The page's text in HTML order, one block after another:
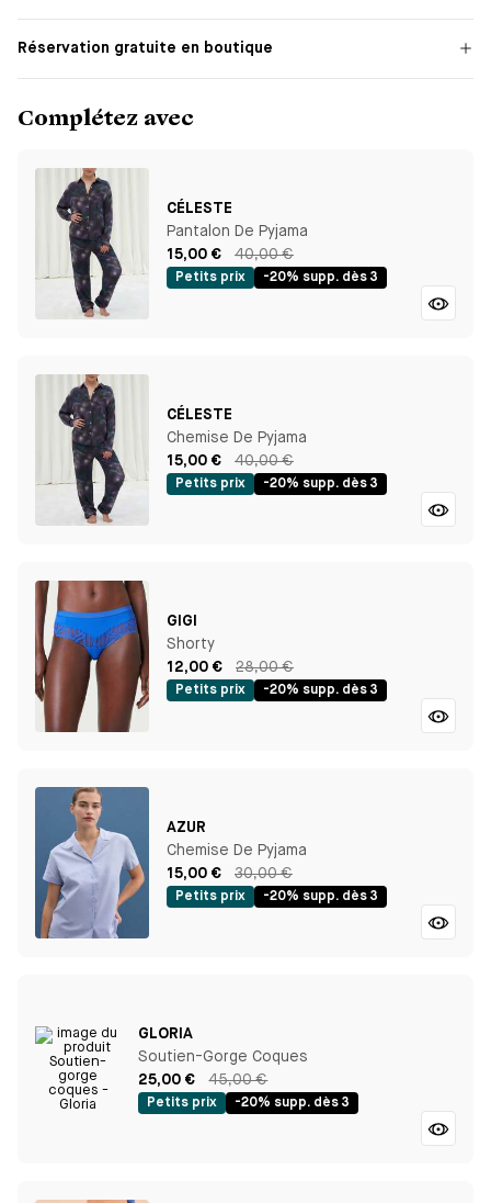
Réservation gratuite en boutique
Complétez avec
CÉLESTE
Pantalon De Pyjama
15,00 €
40,00 €
Petits prix -20% supp. dès 3
CÉLESTE
Chemise De Pyjama
15,00 €
40,00 €
Petits prix -20% supp. dès 3
GIGI
Shorty
12,00 €
28,00 €
Petits prix -20% supp. dès 3
AZUR
Chemise De Pyjama
15,00 €
30,00 €
Petits prix -20% supp. dès 3
GLORIA
Soutien-Gorge Coques
25,00 €
45,00 €
Petits prix -20% supp. dès 3